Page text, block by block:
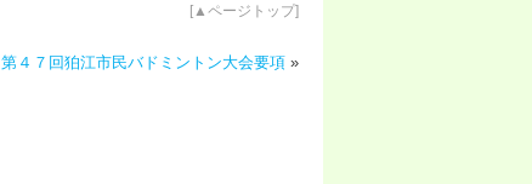
[ ▲ページトップ]
第４７回狛江市民バドミントン大会要項 »